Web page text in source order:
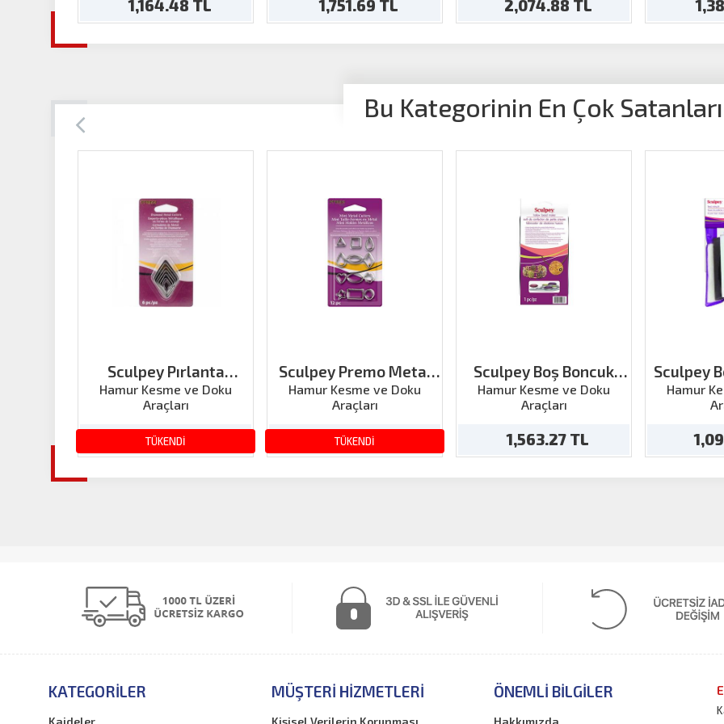
1,164.48 TL 1,751.69 TL 2,074.88 TL
Bu Kategorinin En Çok Satanları
TÜKENDİ
Sculpey Pırlanta
Şeklinde Kesici 6 Parça
Hamur Kesme ve Doku
Araçları
492.40 TL TÜKENDİ
Sculpey Premo Metal
Kesici 12 Parça
Geometril
Hamur Kesme ve Doku
Araçları
492.40 TL
Sculpey Boş Boncuk
Yapım Seti
Hamur Kesme ve Doku
Araçları
1,563.27 TL
Sculpey
Hamur
KATEGORILER MÜŞTERI HIZMETLERI ÖNEMLI BILGILER